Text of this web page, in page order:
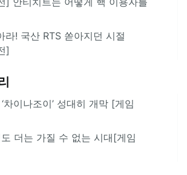
라! 국산 RTS 쏟아지던 시절
]
차이나조이’ 성대히 개막 [게임
더는 가질 수 없는 시대[게임